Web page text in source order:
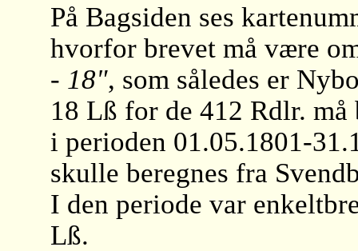
På Bagsiden ses
hvorfor brevet må være
- 18", som således er
18 Lß for de 412 Rdlr.
i perioden 01.05.1801-
skulle beregnes fra
I den periode var
Lß.